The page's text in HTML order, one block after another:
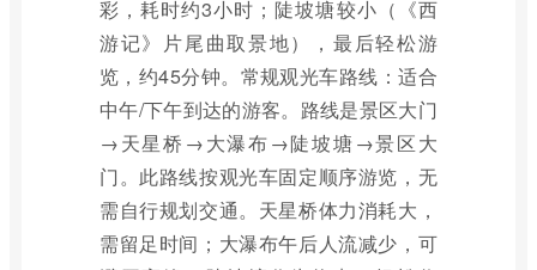
彩，耗时约3小时；陡坡塘较小（《西
游记》片尾曲取景地），最后轻松游
览，约45分钟。常规观光车路线：适合
中午/下午到达的游客。路线是景区大门
→天星桥→大瀑布→陡坡塘→景区大
门。此路线按观光车固定顺序游览，无
需自行规划交通。天星桥体力消耗大，
需留足时间；大瀑布午后人流减少，可